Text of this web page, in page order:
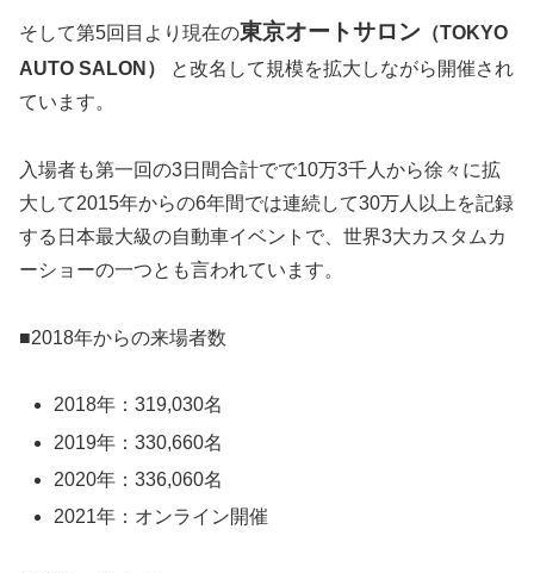
そして第5回目より現在の東京オートサロン （TOKYO
AUTO SALON）
と改名して規模を拡大しながら開催され
ています。
入場者も第一回の3日間合計でで10万3千人から徐々に拡
大して2015年からの6年間では連続して30万人以上を記録
する日本最大級の自動車イベントで、世界3大カスタムカ
ーショーの一つとも言われています。
■2018年からの来場者数
2018年：319,030名
2019年：330,660名
2020年：336,060名
2021年：オンライン開催